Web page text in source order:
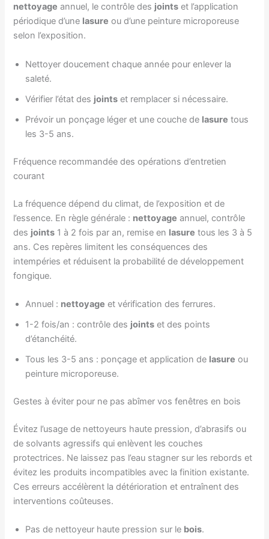
nettoyage annuel, le contrôle des joints et l’application
périodique d’une lasure ou d’une peinture microporeuse
selon l’exposition.
Nettoyer doucement chaque année pour enlever la
saleté.
Vérifier l’état des joints et remplacer si nécessaire.
Prévoir un ponçage léger et une couche de lasure tous
les 3-5 ans.
Fréquence recommandée des opérations d’entretien
courant
La fréquence dépend du climat, de l’exposition et de
l’essence. En règle générale : nettoyage annuel, contrôle
des joints 1 à 2 fois par an, remise en lasure tous les 3 à 5
ans. Ces repères limitent les conséquences des
intempéries et réduisent la probabilité de développement
fongique.
Annuel : nettoyage et vérification des ferrures.
1-2 fois/an : contrôle des joints et des points
d’étanchéité.
Tous les 3-5 ans : ponçage et application de lasure ou
peinture microporeuse.
Gestes à éviter pour ne pas abîmer vos fenêtres en bois
Évitez l’usage de nettoyeurs haute pression, d’abrasifs ou
de solvants agressifs qui enlèvent les couches
protectrices. Ne laissez pas l’eau stagner sur les rebords et
évitez les produits incompatibles avec la finition existante.
Ces erreurs accélèrent la détérioration et entraînent des
interventions coûteuses.
Pas de nettoyeur haute pression sur le bois.